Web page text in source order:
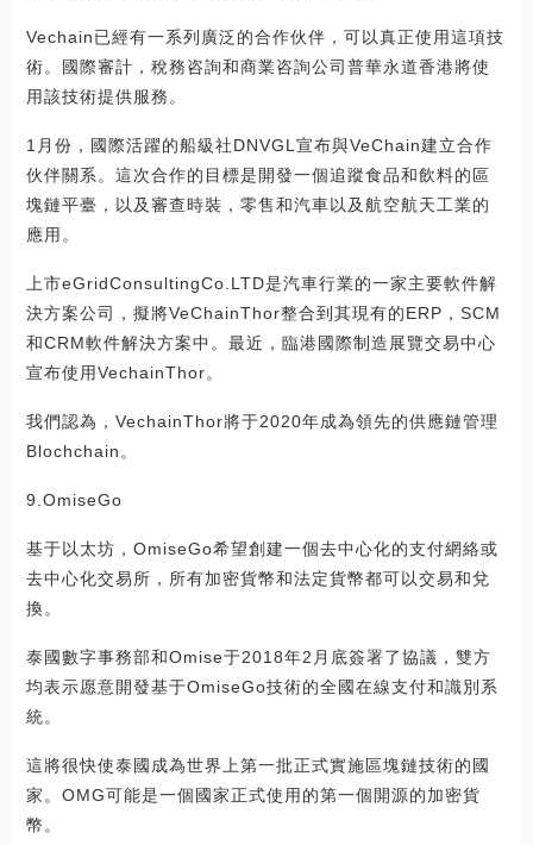
Vechain已經有一系列廣泛的合作伙伴，可以真正使用這項技
術。國際審計，稅務咨詢和商業咨詢公司普華永道香港將使
用該技術提供服務。
1月份，國際活躍的船級社DNVGL宣布與VeChain建立合作
伙伴關系。這次合作的目標是開發一個追蹤食品和飲料的區
塊鏈平臺，以及審查時裝，零售和汽車以及航空航天工業的
應用。
上市eGridConsultingCo.LTD是汽車行業的一家主要軟件解
決方案公司，擬將VeChainThor整合到其現有的ERP，SCM
和CRM軟件解決方案中。最近，臨港國際制造展覽交易中心
宣布使用VechainThor。
我們認為，VechainThor將于2020年成為領先的供應鏈管理
Blochchain。
9.OmiseGo
基于以太坊，OmiseGo希望創建一個去中心化的支付網絡或
去中心化交易所，所有加密貨幣和法定貨幣都可以交易和兌
換。
泰國數字事務部和Omise于2018年2月底簽署了協議，雙方
均表示愿意開發基于OmiseGo技術的全國在線支付和識別系
統。
這將很快使泰國成為世界上第一批正式實施區塊鏈技術的國
家。OMG可能是一個國家正式使用的第一個開源的加密貨
幣。